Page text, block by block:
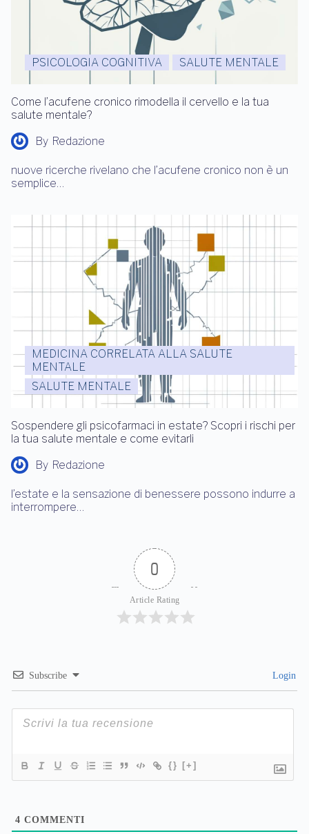
PSICOLOGIA COGNITIVA SALUTE MENTALE
Come l’acufene cronico rimodella il cervello e la tua
salute mentale?
By Redazione
nuove ricerche rivelano che l’acufene cronico non è un
semplice…
MEDICINA CORRELATA ALLA SALUTE
MENTALE
SALUTE MENTALE
Sospendere gli psicofarmaci in estate? Scopri i rischi per
la tua salute mentale e come evitarli
By Redazione
l’estate e la sensazione di benessere possono indurre a
interrompere…
0
Article Rating
Subscribe Login
{} [+]
4 COMMENTI